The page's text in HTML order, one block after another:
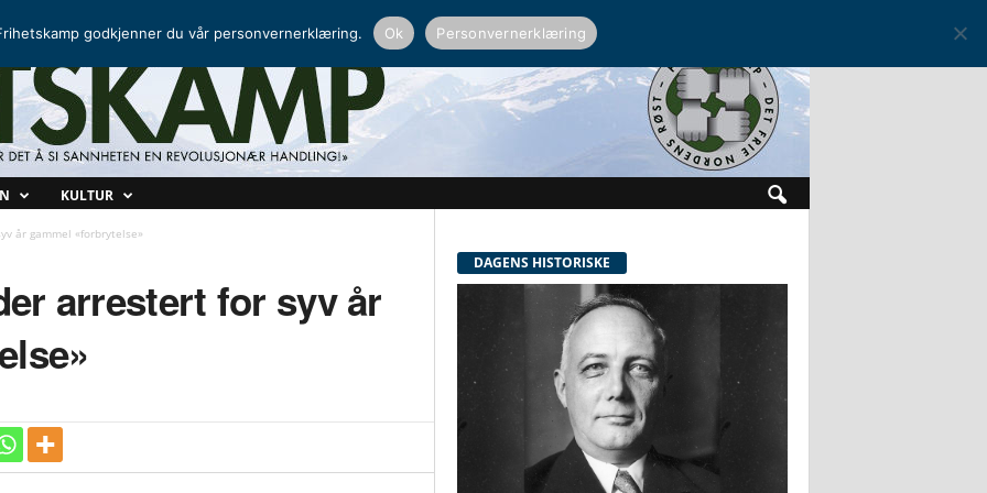
KULTUR
år gammel «forbrytelse»
arrestert for syv år
DAGENS HISTORISKE
godkjenner du vår personvernerklæring. Ok Personvernerklæring